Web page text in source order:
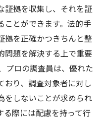
証拠を収集し、それを証
ことができます。法的手
拠を正確かつきちんと整
問題を解決する上で重要
プロの調査員は、優れた
おり、調査対象者に対し
をしないことが求められ
る際には配慮を持って行